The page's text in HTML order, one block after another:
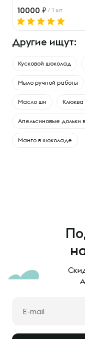
10000 / 1 шт
Другие ищут:
Кусковой шоколад
Мыло ручной работы
Масло ши Клюква
Апельсиновые дольки
Манго в шоколаде